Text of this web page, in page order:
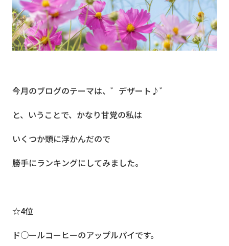
今月のブログのテーマは、゛デザート♪゛
と、いうことで、かなり甘党の私は
いくつか頭に浮かんだので
勝手にランキングにしてみました。
☆4位
ド○ールコーヒーのアップルパイです。